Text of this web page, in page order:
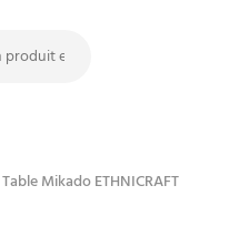
Table Mikado ETHNICRAFT